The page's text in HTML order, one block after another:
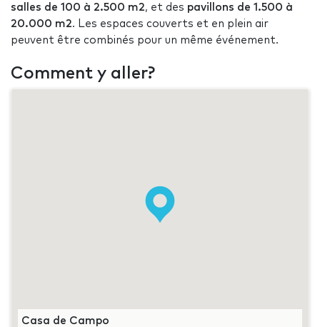
salles de 100 à 2.500 m2, et des pavillons de 1.500 à
20.000 m2. Les espaces couverts et en plein air
peuvent être combinés pour un même événement.
Comment y aller?
Casa de Campo